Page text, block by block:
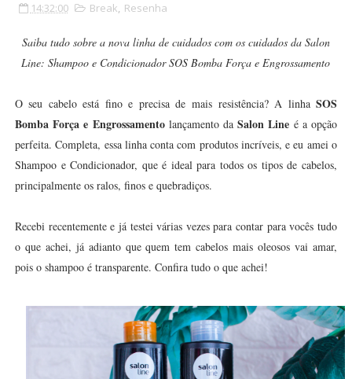
14:32:00 Break, Resenha
Saiba tudo sobre a nova linha de cuidados com os cuidados da Salon
Line: Shampoo e Condicionador SOS Bomba Força e Engrossamento
O seu cabelo está fino e precisa de mais resistência? A linhaSOS
Bomba Força e Engrossamentolançamento daSalon Line é a opção
perfeita. Completa, essa linha conta com produtos incríveis, e eu amei o
Shampoo e Condicionador, que é ideal para todos os tipos de cabelos,
principalmente os ralos, finos e quebradiços.
Recebi recentemente e já testei várias vezes para contar para vocês tudo
o que achei, já adianto que quem tem cabelos mais oleosos vai amar,
pois o shampoo é transparente. Confira tudo o que achei!